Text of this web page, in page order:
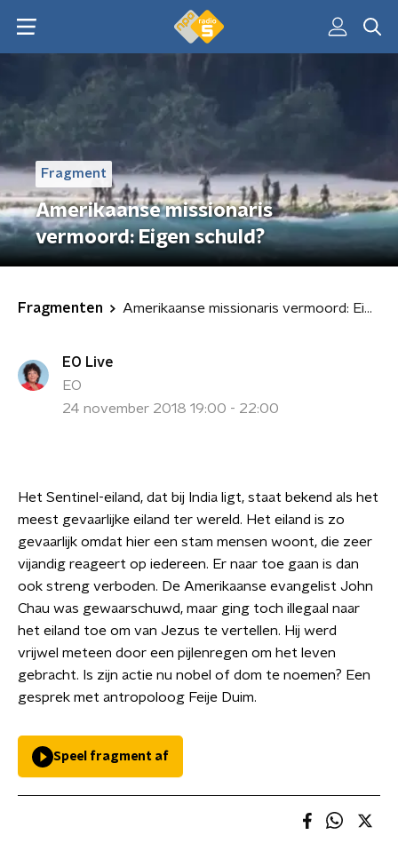
Fragment
Amerikaanse missionaris
vermoord: Eigen schuld?
Fragmenten Amerikaanse missionaris vermoord: Eigen schuld?
EO Live
EO
24 november 2018 19:00 - 22:00
Het Sentinel-eiland, dat bij India ligt, staat bekend als het
meest gevaarlijke eiland ter wereld. Het eiland is zo
gevaarlijk omdat hier een stam mensen woont, die zeer
vijandig reageert op iedereen. Er naar toe gaan is dan
ook streng verboden. De Amerikaanse evangelist John
Chau was gewaarschuwd, maar ging toch illegaal naar
het eiland toe om van Jezus te vertellen. Hij werd
vrijwel meteen door een pijlenregen om het leven
gebracht. Is zijn actie nu nobel of dom te noemen? Een
gesprek met antropoloog Feije Duim.
Speel fragment af